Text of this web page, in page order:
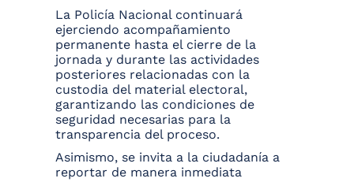
La Policía Nacional continuará
ejerciendo acompañamiento
permanente hasta el cierre de la
jornada y durante las actividades
posteriores relacionadas con la
custodia del material electoral,
garantizando las condiciones de
seguridad necesarias para la
transparencia del proceso.
Asimismo, se invita a la ciudadanía a
reportar de manera inmediata